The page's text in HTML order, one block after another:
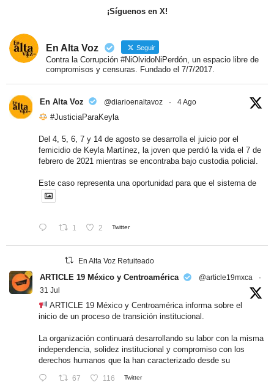
¡Síguenos en X!
En Alta Voz Seguir
Contra la Corrupción #NiOlvidoNiPerdón, un espacio libre de
compromisos y censuras. Fundado el 7/7/2017.
En Alta Voz @diarioenaltavoz · 4 Ago
#JusticiaParaKeyla
Del 4, 5, 6, 7 y 14 de agosto se desarrolla el juicio por el
femicidio de Keyla Martínez, la joven que perdió la vida el 7 de
febrero de 2021 mientras se encontraba bajo custodia policial.
Este caso representa una oportunidad para que el sistema de
1 2 Twitter
En Alta Voz Retuiteado
ARTICLE 19 México y Centroamérica @article19mxca
·
31 Jul
ARTICLE 19 México y Centroamérica informa sobre el
inicio de un proceso de transición institucional.
La organización continuará desarrollando su labor con la misma
independencia, solidez institucional y compromiso con los
derechos humanos que la han caracterizado desde su
67 116 Twitter